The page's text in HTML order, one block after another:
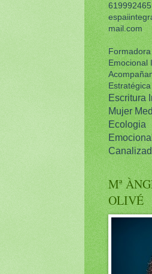
619992465
mail.com
Formadora
Emocional
Estratégica
Escritura
Mujer
Ecologia
Mª
OLIVÉ